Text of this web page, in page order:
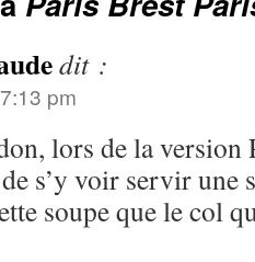
dit :
pm
lors de la version
s’y voir servir une
soupe que le col